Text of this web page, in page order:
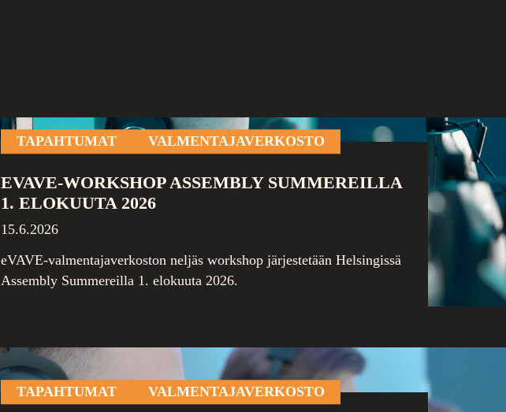
TAPAHTUMAT VALMENTAJAVERKOSTO
EVAVE-WORKSHOP ASSEMBLY SUMMEREILLA
1. ELOKUUTA 2026
15.6.2026
eVAVE-valmentajaverkoston neljäs workshop järjestetään Helsingissä
Assembly Summereilla 1. elokuuta 2026.
TAPAHTUMAT VALMENTAJAVERKOSTO